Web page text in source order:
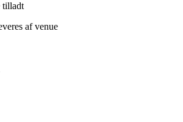
tilladt
af venue